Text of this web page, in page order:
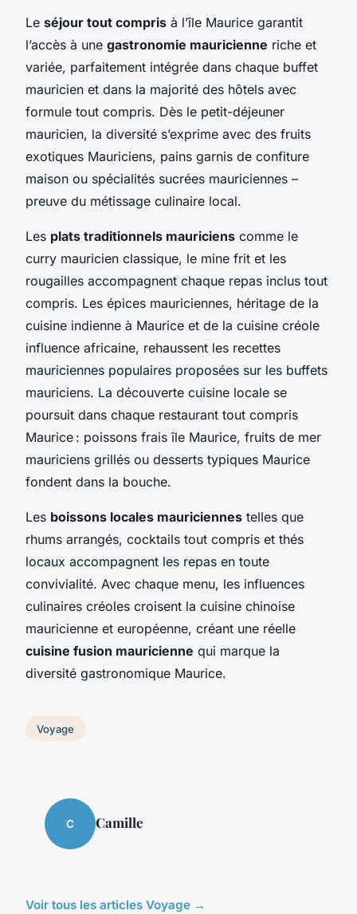
Le séjour tout compris à l’île Maurice garantit
l’accès à une gastronomie mauricienne riche et
variée, parfaitement intégrée dans chaque buffet
mauricien et dans la majorité des hôtels avec
formule tout compris. Dès le petit-déjeuner
mauricien, la diversité s’exprime avec des fruits
exotiques Mauriciens, pains garnis de confiture
maison ou spécialités sucrées mauriciennes –
preuve du métissage culinaire local.
Les plats traditionnels mauriciens comme le
curry mauricien classique, le mine frit et les
rougailles accompagnent chaque repas inclus tout
compris. Les épices mauriciennes, héritage de la
cuisine indienne à Maurice et de la cuisine créole
influence africaine, rehaussent les recettes
mauriciennes populaires proposées sur les buffets
mauriciens. La découverte cuisine locale se
poursuit dans chaque restaurant tout compris
Maurice : poissons frais île Maurice, fruits de mer
mauriciens grillés ou desserts typiques Maurice
fondent dans la bouche.
Les boissons locales mauriciennes telles que
rhums arrangés, cocktails tout compris et thés
locaux accompagnent les repas en toute
convivialité. Avec chaque menu, les influences
culinaires créoles croisent la cuisine chinoise
mauricienne et européenne, créant une réelle
cuisine fusion mauricienne qui marque la
diversité gastronomique Maurice.
Voyage
C Camille
Voir tous les articles Voyage →